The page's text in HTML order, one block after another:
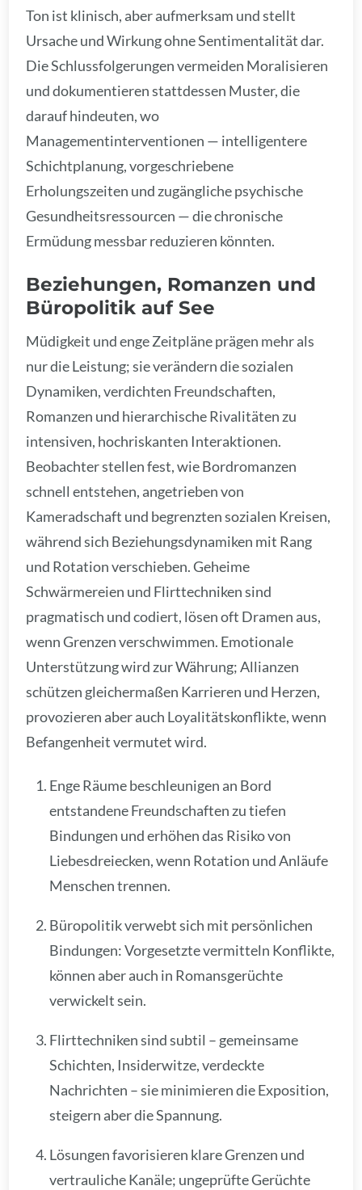
Ton ist klinisch, aber aufmerksam und stellt
Ursache und Wirkung ohne Sentimentalität dar.
Die Schlussfolgerungen vermeiden Moralisieren
und dokumentieren stattdessen Muster, die
darauf hindeuten, wo
Managementinterventionen — intelligentere
Schichtplanung, vorgeschriebene
Erholungszeiten und zugängliche psychische
Gesundheitsressourcen — die chronische
Ermüdung messbar reduzieren könnten.
Beziehungen, Romanzen und
Büropolitik auf See
Müdigkeit und enge Zeitpläne prägen mehr als
nur die Leistung; sie verändern die sozialen
Dynamiken, verdichten Freundschaften,
Romanzen und hierarchische Rivalitäten zu
intensiven, hochriskanten Interaktionen.
Beobachter stellen fest, wie Bordromanzen
schnell entstehen, angetrieben von
Kameradschaft und begrenzten sozialen Kreisen,
während sich Beziehungsdynamiken mit Rang
und Rotation verschieben. Geheime
Schwärmereien und Flirttechniken sind
pragmatisch und codiert, lösen oft Dramen aus,
wenn Grenzen verschwimmen. Emotionale
Unterstützung wird zur Währung; Allianzen
schützen gleichermaßen Karrieren und Herzen,
provozieren aber auch Loyalitätskonflikte, wenn
Befangenheit vermutet wird.
Enge Räume beschleunigen an Bord
entstandene Freundschaften zu tiefen
Bindungen und erhöhen das Risiko von
Liebesdreiecken, wenn Rotation und Anläufe
Menschen trennen.
Büropolitik verwebt sich mit persönlichen
Bindungen: Vorgesetzte vermitteln Konflikte,
können aber auch in Romansgerüchte
verwickelt sein.
Flirttechniken sind subtil – gemeinsame
Schichten, Insiderwitze, verdeckte
Nachrichten – sie minimieren die Exposition,
steigern aber die Spannung.
Lösungen favorisieren klare Grenzen und
vertrauliche Kanäle; ungeprüfte Gerüchte